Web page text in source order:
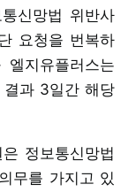
신망법 위반사
요청을 번복하
지유플러스는
과 3일간 해당
정보통신망법
무를 가지고 있